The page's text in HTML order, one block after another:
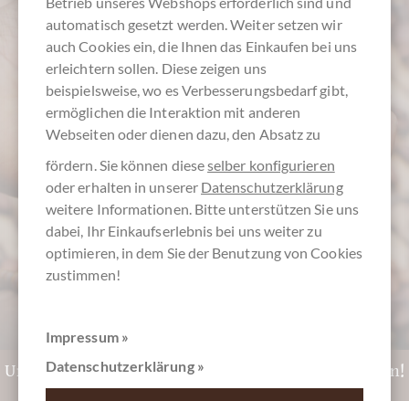
Kundenservice
0511 - 90 88 99 84
Montag - Freitag 10-18 Uhr
Unentschlossen? CHOCOLATS-DE-LUXE.DE Gutschein!
automatisch gesetzt werden. Weiter setzen wir
auch Cookies ein, die Ihnen das Einkaufen bei uns
erleichtern sollen. Diese zeigen uns
beispielsweise, wo es Verbesserungsbedarf gibt,
ermöglichen die Interaktion mit anderen
Webseiten oder dienen dazu, den Absatz zu
fördern. Sie können dieseselber konfigurieren
oder erhalten in unserer Datenschutzerklärung
weitere Informationen. Bitte unterstützen Sie uns
dabei, Ihr Einkaufserlebnis bei uns weiter zu
optimieren, in dem Sie der Benutzung von Cookies
zustimmen!
Impressum »
Datenschutzerklärung »